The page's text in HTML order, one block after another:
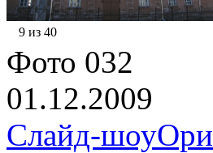
9 из 40
Фото 032
01.12.2009
Слайд-шоу